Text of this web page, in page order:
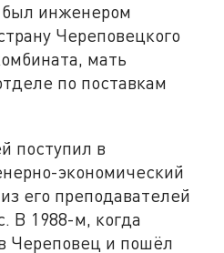
был инженером
Череповецкого
мать
по поставкам
поступил в
экономический
его преподавателей
В 1988-м, когда
Череповец и пошёл